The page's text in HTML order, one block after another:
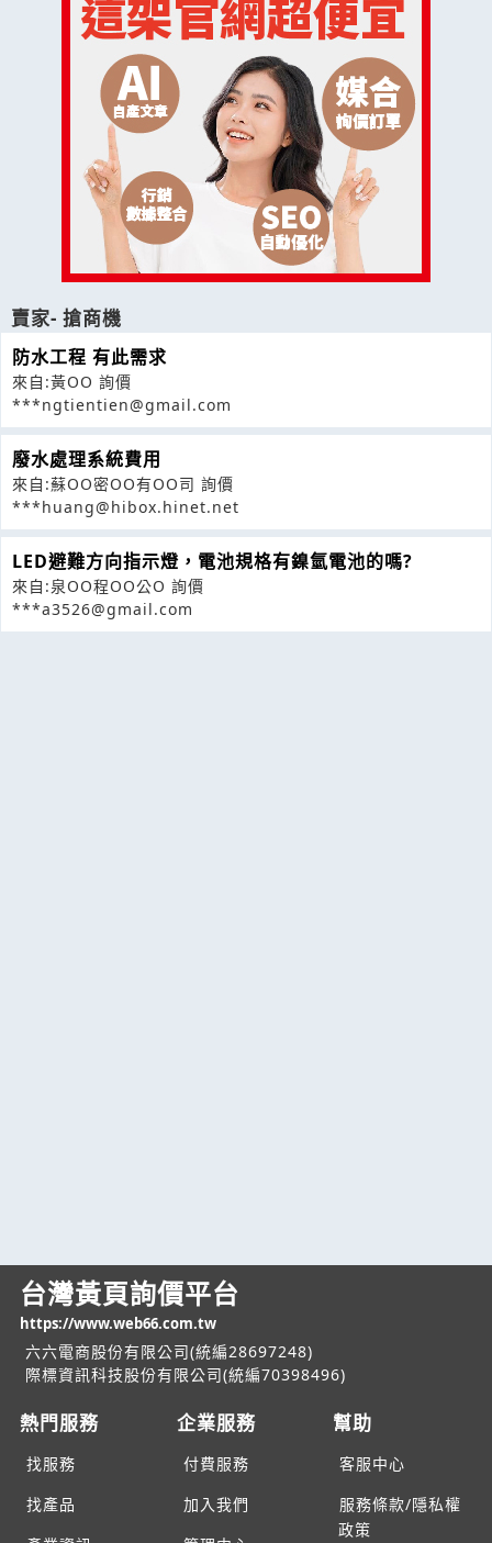
賣家- 搶商機
防水工程 有此需求
來自:黃OO 詢價
***ngtientien@gmail.com
廢水處理系統費用
來自:蘇OO密OO有OO司 詢價
***huang@hibox.hinet.net
LED避難方向指示燈，電池規格有鎳氫電池的嗎?
來自:泉OO程OO公O 詢價
***a3526@gmail.com
台灣黃頁詢價平台
https://www.web66.com.tw
六六電商股份有限公司(統編28697248)
際標資訊科技股份有限公司(統編70398496)
熱門服務
找服務
找產品
企業服務
付費服務
加入我們
幫助
客服中心
服務條款/隱私權
政策